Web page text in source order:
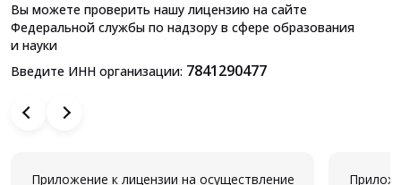
Вы можете проверить нашу лицензию на сайте
Федеральной службы по надзору в сфере образования
и науки
Введите ИНН организации: 7841290477
Приложение к лицензии на осуществление